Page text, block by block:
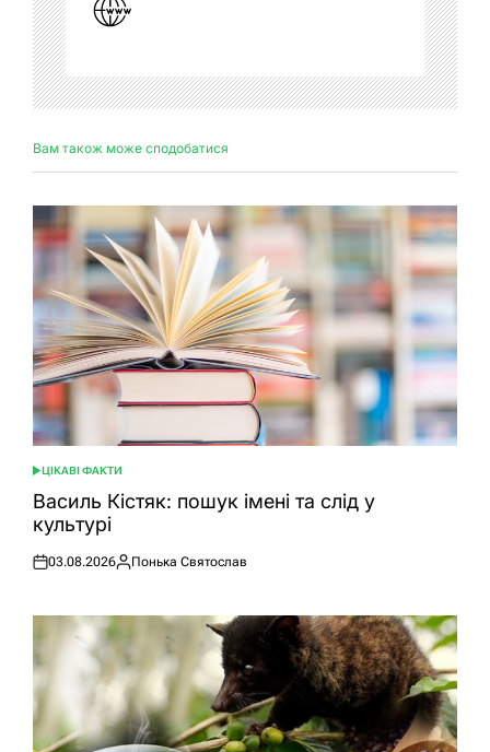
Вам також може сподобатися
ОПУБЛІКУВАТИ
У
ЦІКАВІ ФАКТИ
Василь Кістяк: пошук імені та слід у
культурі
Оприлюднено
03.08.2026
Опубліковано
Понька Святослав